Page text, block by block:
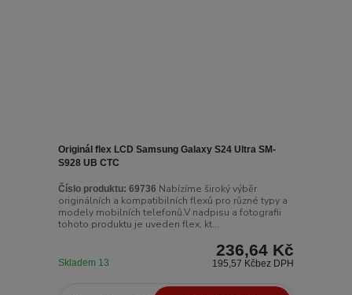
Originál flex LCD Samsung Galaxy S24 Ultra SM-
S928 UB CTC
Číslo produktu: 69736 Nabízíme široký výběr
originálních a kompatibilních flexů pro různé typy a
modely mobilních telefonů.V nadpisu a fotografii
tohoto produktu je uveden flex, kt...
236,64 Kč
195,57 Kčbez DPH
Skladem 13